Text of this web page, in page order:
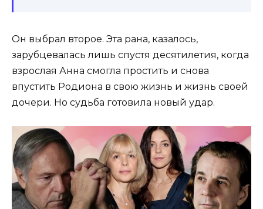
Он выбрал второе. Эта рана, казалось,
зарубцевалась лишь спустя десятилетия, когда
взрослая Анна смогла простить и снова
впустить Родиона в свою жизнь и жизнь своей
дочери. Но судьба готовила новый удар.